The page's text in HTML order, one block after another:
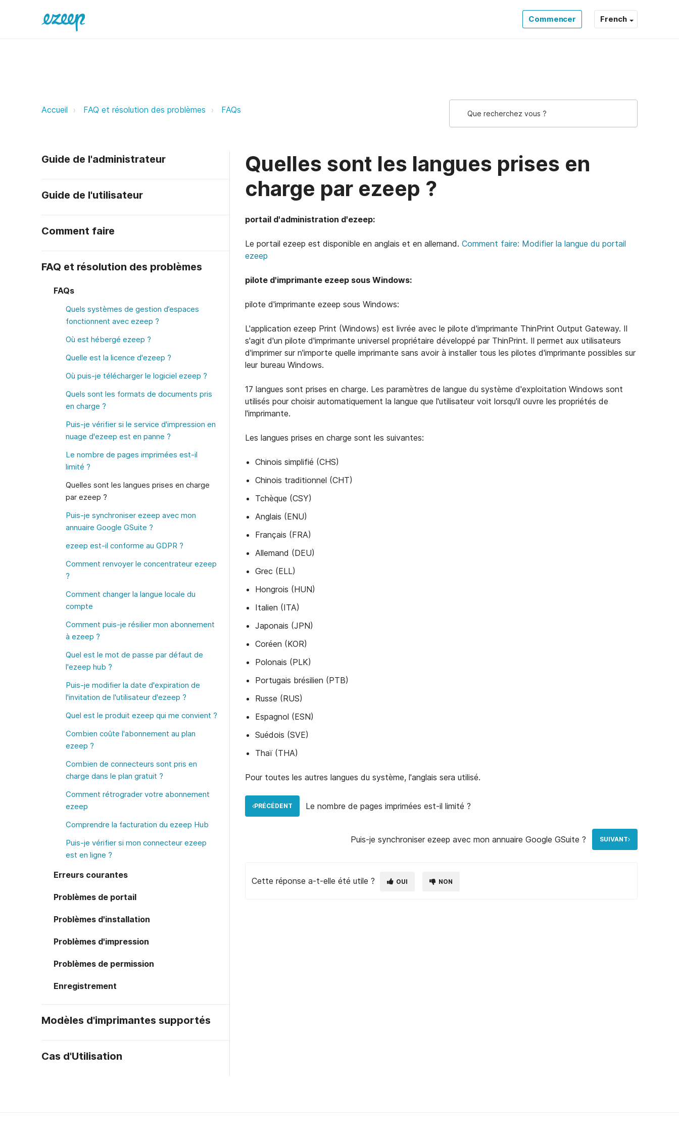
Commencer French
Quelles sont les langues prises en charge par ezeep ? ezeep Support Support
Accueil FAQ et résolution des problèmes FAQs
Guide de l'administrateur
Guide de l'utilisateur
Comment faire
FAQ et résolution des problèmes
FAQs
Quels systèmes de gestion d’espaces
fonctionnent avec ezeep ?
Où est hébergé ezeep ?
Quelle est la licence d'ezeep ?
Où puis-je télécharger le logiciel ezeep ?
Quels sont les formats de documents pris
en charge ?
Puis-je vérifier si le service d'impression en
nuage d'ezeep est en panne ?
Le nombre de pages imprimées est-il
limité ?
Quelles sont les langues prises en charge
par ezeep ?
Puis-je synchroniser ezeep avec mon
annuaire Google GSuite ?
ezeep est-il conforme au GDPR ?
Comment renvoyer le concentrateur ezeep
?
Comment changer la langue locale du
compte
Comment puis-je résilier mon abonnement
à ezeep ?
Quel est le mot de passe par défaut de
l'ezeep hub ?
Puis-je modifier la date d'expiration de
l'invitation de l'utilisateur d'ezeep ?
Quel est le produit ezeep qui me convient ?
Combien coûte l'abonnement au plan
ezeep ?
Combien de connecteurs sont pris en
charge dans le plan gratuit ?
Comment rétrograder votre abonnement
ezeep
Comprendre la facturation du ezeep Hub
Puis-je vérifier si mon connecteur ezeep
est en ligne ?
Erreurs courantes
Problèmes de portail
Problèmes d'installation
Problèmes d'impression
Problèmes de permission
Enregistrement
Modèles d'imprimantes supportés
Cas d'Utilisation
Quelles sont les langues prises en
charge par ezeep ?
portail d'administration d'ezeep:
Le portail ezeep est disponible en anglais et en allemand.Comment faire: Modifier la langue du portail
ezeep
pilote d'imprimante ezeep sous Windows:
pilote d'imprimante ezeep sous Windows:
L'application ezeep Print (Windows) est livrée avec le pilote d'imprimante ThinPrint Output Gateway. Il
s'agit d'un pilote d'imprimante universel propriétaire développé par ThinPrint. Il permet aux utilisateurs
d'imprimer sur n'importe quelle imprimante sans avoir à installer tous les pilotes d'imprimante possibles sur
leur bureau Windows.
17 langues sont prises en charge. Les paramètres de langue du système d'exploitation Windows sont
utilisés pour choisir automatiquement la langue que l'utilisateur voit lorsqu'il ouvre les propriétés de
l'imprimante.
Les langues prises en charge sont les suivantes:
Chinois simplifié (CHS)
Chinois traditionnel (CHT)
Tchèque (CSY)
Anglais (ENU)
Français (FRA)
Allemand (DEU)
Grec (ELL)
Hongrois (HUN)
Italien (ITA)
Japonais (JPN)
Coréen (KOR)
Polonais (PLK)
Portugais brésilien (PTB)
Russe (RUS)
Espagnol (ESN)
Suédois (SVE)
Thaï (THA)
Pour toutes les autres langues du système, l'anglais sera utilisé.
PRÉCÉDENT Le nombre de pages imprimées est-il limité ?
Puis-je synchroniser ezeep avec mon annuaire Google GSuite ? SUIVANT
Cette réponse a-t-elle été utile ? OUI NON